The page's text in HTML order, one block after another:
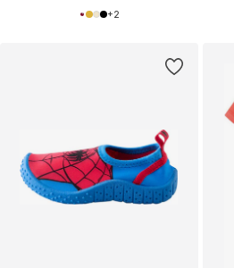
+2